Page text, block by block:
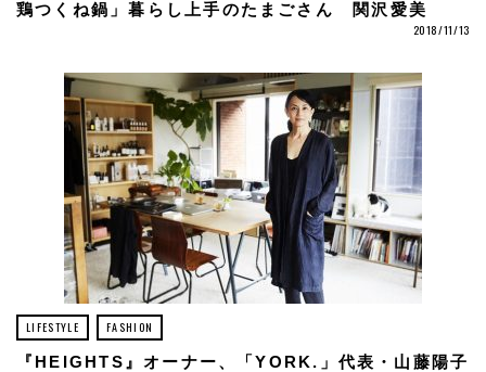
鶏つくね鍋」暮らし上手のたまごさん 関沢愛美
2018/11/13
LIFESTYLE FASHION
『HEIGHTS』オーナー、「YORK.」代表・山藤陽子